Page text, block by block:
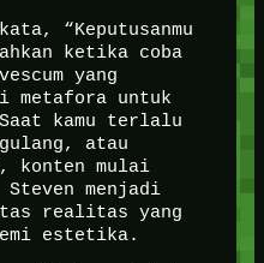
“Keputusanmu
ketika coba
yang
metafora untuk
kamu terlalu
atau
konten mulai
menjadi
realitas yang
estetika.